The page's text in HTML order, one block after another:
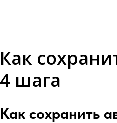
Как
4 шага
Как сохранить